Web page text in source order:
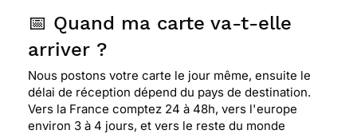
📅 Quand ma carte va-t-elle
arriver ?
Nous postons votre carte le jour même, ensuite le
délai de réception dépend du pays de destination.
Vers la France comptez 24 à 48h, vers l'europe
environ 3 à 4 jours, et vers le reste du monde